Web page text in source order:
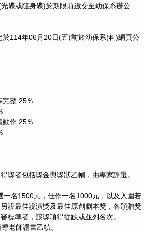
碟或隨身碟)於期限前繳交至幼保系辦公
於114年06月20日(五)前於幼保系(科)網頁公
完整 25％
動作 25％
獎者包括獎金與獎狀乙幀，由專家評選。
一名1500元，佳作一名1000元，以及入圍若
設最佳說演獎及最佳原創劇本獎，各頒贈獎
標準者，該獎項得從缺或並列名次。
老師證書乙幀。